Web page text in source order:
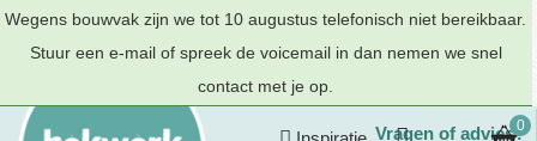
Wegens bouwvak zijn we tot 10 augustus telefonisch niet bereikbaar.
Stuur een e-mail of spreek de voicemail in dan nemen we snel
contact met je op.
Vragen of advies?
0